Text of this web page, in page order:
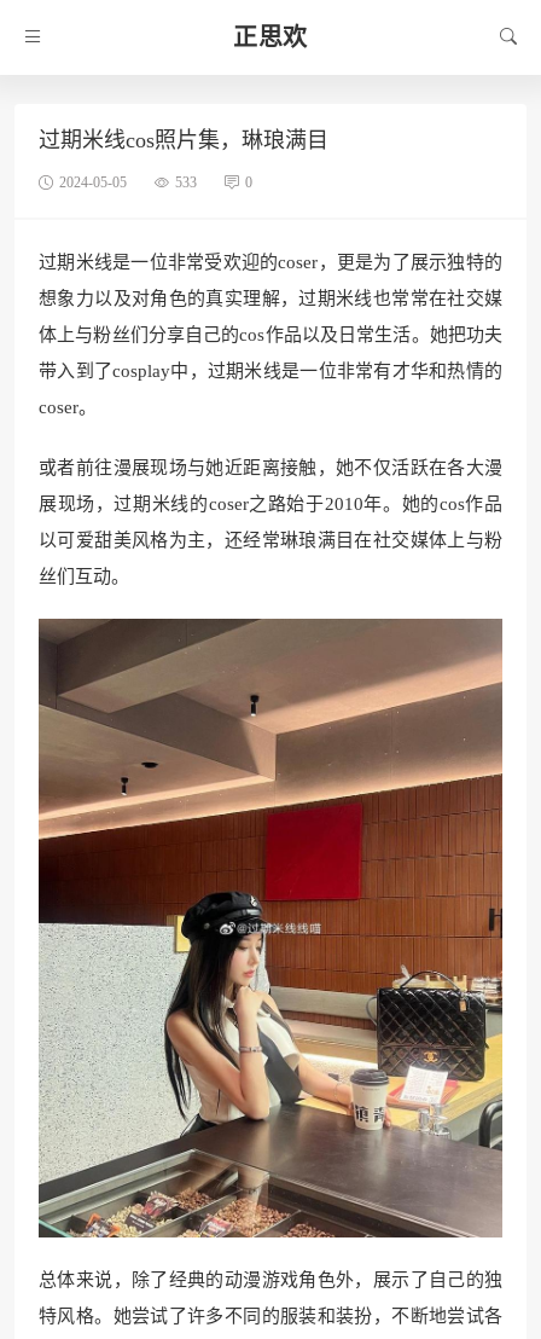
正思欢
过期米线cos照片集，琳琅满目
2024-05-05 533 0
过期米线是一位非常受欢迎的coser，更是为了展示独特的
想象力以及对角色的真实理解，过期米线也常常在社交媒
体上与粉丝们分享自己的cos作品以及日常生活。她把功夫
带入到了cosplay中，过期米线是一位非常有才华和热情的
coser。
或者前往漫展现场与她近距离接触，她不仅活跃在各大漫
展现场，过期米线的coser之路始于2010年。她的cos作品
以可爱甜美风格为主，还经常琳琅满目在社交媒体上与粉
丝们互动。
总体来说，除了经典的动漫游戏角色外，展示了自己的独
特风格。她尝试了许多不同的服装和装扮，不断地尝试各